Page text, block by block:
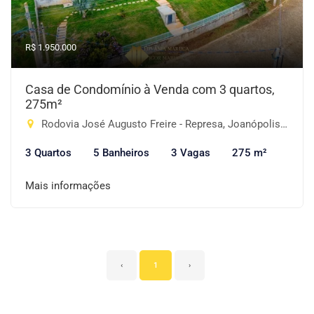
R$ 1.950.000
Casa de Condomínio à Venda com 3 quartos,
275m²
Rodovia José Augusto Freire - Represa, Joanópolis-SP
3 Quartos 5 Banheiros 3 Vagas 275 m²
Mais informações
‹ 1 ›